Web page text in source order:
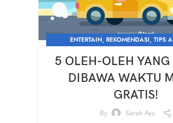
ENTERTAIN, REKOMENDASI, TIPS
5 OLEH-OLEH
DIBAWA WAKTU
GRATIS!
By
Sarah Ayu